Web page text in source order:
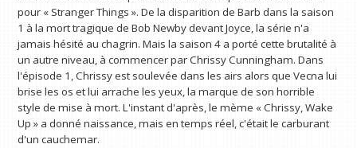
pour « Stranger Things ». De la disparition de Barb dans la saison
1 à la mort tragique de Bob Newby devant Joyce, la série n'a
jamais hésité au chagrin. Mais la saison 4 a porté cette brutalité à
un autre niveau, à commencer par Chrissy Cunningham. Dans
l'épisode 1, Chrissy est soulevée dans les airs alors que Vecna ​​lui
brise les os et lui arrache les yeux, la marque de son horrible
style de mise à mort. L'instant d'après, le mème « Chrissy, Wake
Up » a donné naissance, mais en temps réel, c'était le carburant
d'un cauchemar.